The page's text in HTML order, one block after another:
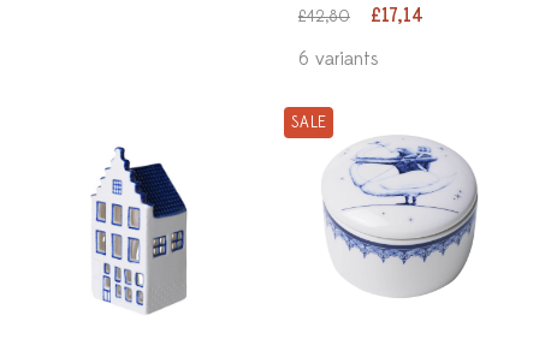
£42,80
£17,14
6 variants
SALE